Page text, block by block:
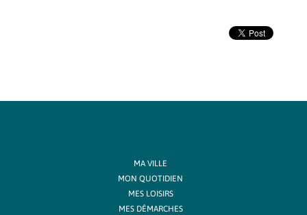
MA VILLE
MON QUOTIDIEN
MES LOISIRS
MES DÉMARCHES